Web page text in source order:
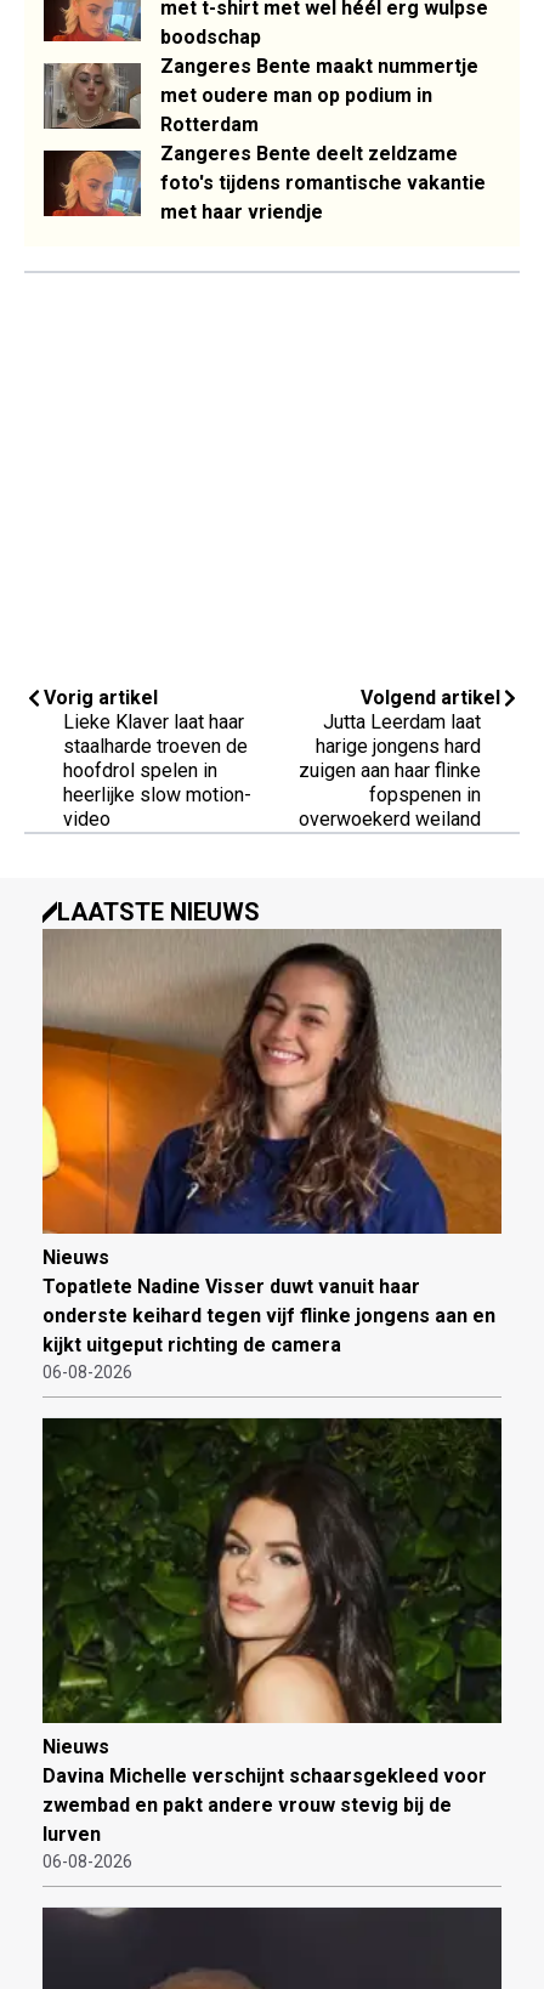
met t-shirt met wel héél erg wulpse
boodschap
Zangeres Bente maakt nummertje
met oudere man op podium in
Rotterdam
Zangeres Bente deelt zeldzame
foto's tijdens romantische vakantie
met haar vriendje
Vorig artikel
Lieke Klaver laat haar
staalharde troeven de
hoofdrol spelen in
heerlijke slow motion-
video
Volgend artikel
Jutta Leerdam laat
harige jongens hard
zuigen aan haar flinke
fopspenen in
overwoekerd weiland
LAATSTE NIEUWS
Nieuws
Topatlete Nadine Visser duwt vanuit haar
onderste keihard tegen vijf flinke jongens aan en
kijkt uitgeput richting de camera
06-08-2026
Nieuws
Davina Michelle verschijnt schaarsgekleed voor
zwembad en pakt andere vrouw stevig bij de
lurven
06-08-2026